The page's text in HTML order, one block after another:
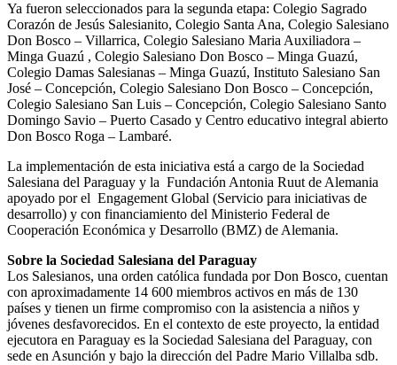
Ya fueron seleccionados para la segunda etapa: Colegio Sagrado
Corazón de Jesús Salesianito, Colegio Santa Ana, Colegio Salesiano
Don Bosco – Villarrica, Colegio Salesiano Maria Auxiliadora –
Minga Guazú , Colegio Salesiano Don Bosco – Minga Guazú,
Colegio Damas Salesianas – Minga Guazú, Instituto Salesiano San
José – Concepción, Colegio Salesiano Don Bosco – Concepción,
Colegio Salesiano San Luis – Concepción, Colegio Salesiano Santo
Domingo Savio – Puerto Casado y Centro educativo integral abierto
Don Bosco Roga – Lambaré.
La implementación de esta iniciativa está a cargo de la Sociedad
Salesiana del Paraguay y la Fundación Antonia Ruut de Alemania
apoyado por el Engagement Global (Servicio para iniciativas de
desarrollo) y con financiamiento del Ministerio Federal de
Cooperación Económica y Desarrollo (BMZ) de Alemania.
Sobre la Sociedad Salesiana del Paraguay
Los Salesianos, una orden católica fundada por Don Bosco, cuentan
con aproximadamente 14 600 miembros activos en más de 130
países y tienen un firme compromiso con la asistencia a niños y
jóvenes desfavorecidos. En el contexto de este proyecto, la entidad
ejecutora en Paraguay es la Sociedad Salesiana del Paraguay, con
sede en Asunción y bajo la dirección del Padre Mario Villalba sdb.